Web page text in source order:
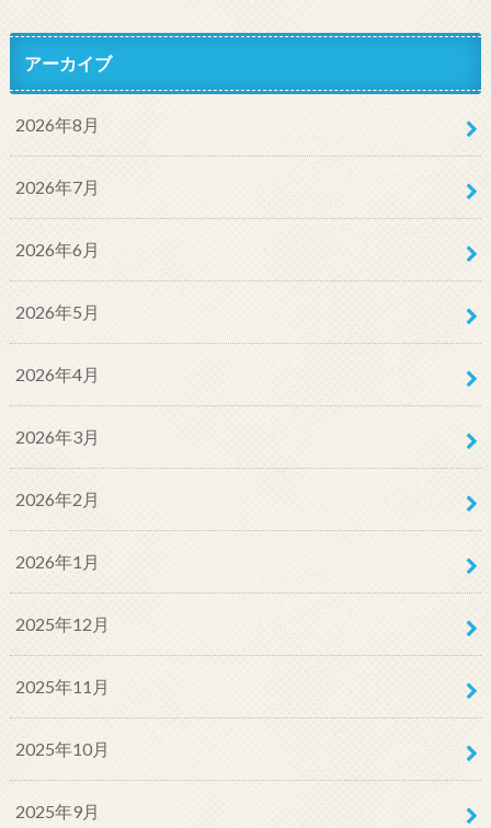
アーカイブ
2026年8月
2026年7月
2026年6月
2026年5月
2026年4月
2026年3月
2026年2月
2026年1月
2025年12月
2025年11月
2025年10月
2025年9月